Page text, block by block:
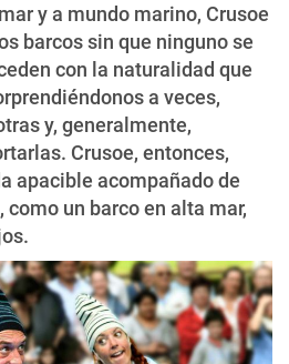
y a mundo marino, Crusoe
barcos sin que ninguno se
con la naturalidad que
a veces,
y, generalmente,
Crusoe, entonces,
apacible acompañado de
como un barco en alta mar,